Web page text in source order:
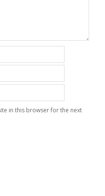
in this browser for the next